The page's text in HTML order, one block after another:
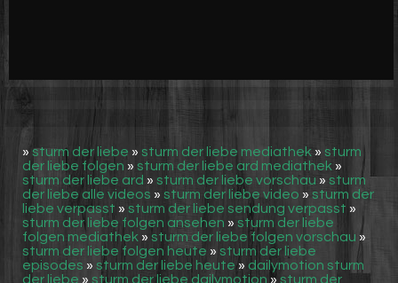
» sturm der liebe » sturm der liebe mediathek » sturm
der liebe folgen » sturm der liebe ard mediathek »
sturm der liebe ard » sturm der liebe vorschau » sturm
der liebe alle videos » sturm der liebe video » sturm der
liebe verpasst » sturm der liebe sendung verpasst »
sturm der liebe folgen ansehen » sturm der liebe
folgen mediathek » sturm der liebe folgen vorschau »
sturm der liebe folgen heute » sturm der liebe
episodes » sturm der liebe heute» dailymotion sturm
der liebe » sturm der liebe dailymotion » sturm der